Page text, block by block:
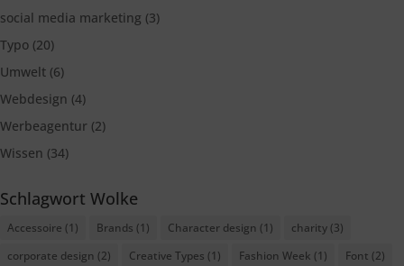
social media marketing (3)
Typo (20)
Umwelt (6)
Webdesign (4)
Werbeagentur (2)
Wissen (34)
Schlagwort Wolke
Accessoire (1) Brands (1) Character design (1) charity (3)
corporate design (2) Creative Types (1) Fashion Week (1) Font (2)